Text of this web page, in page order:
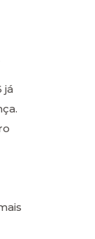
já